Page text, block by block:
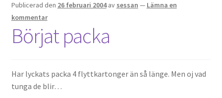
Publicerad den 26 februari 2004 av sessan — Lämna en
kommentar
Börjat packa
Har lyckats packa 4 flyttkartonger än så länge. Men oj vad
tunga de blir…